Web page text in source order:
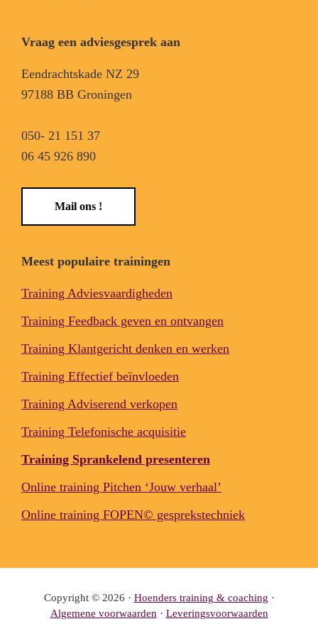
Vraag een adviesgesprek aan
Eendrachtskade NZ 29
97188 BB Groningen
050- 21 151 37
06 45 926 890
Mail ons !
Meest populaire trainingen
Training Adviesvaardigheden
Training Feedback geven en ontvangen
Training Klantgericht denken en werken
Training Effectief beïnvloeden
Training Adviserend verkopen
Training Telefonische acquisitie
Training Sprankelend presenteren
Online training Pitchen ‘Jouw verhaal’
Online training FOPEN© gesprekstechniek
Copyright © 2026 · Hoenders training & coaching ·
Algemene voorwaarden· Leveringsvoorwaarden